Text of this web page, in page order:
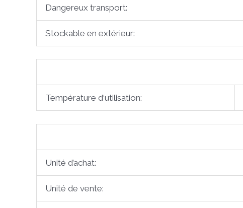
Dangereux transport:
Stockable en extérieur:
Température d‘utilisation:
Unité d’achat:
Unité de vente: